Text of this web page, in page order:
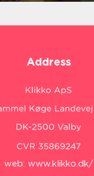
Address
web: www.klikko.dk/